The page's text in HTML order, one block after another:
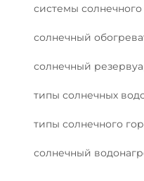
системы
солнечный
солнечный
типы солнечных
типы солнечного
солнечный